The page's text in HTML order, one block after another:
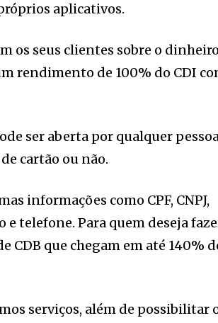
aplicativos.
os seus clientes sobre o
rendimento de 100% do CDI
ser aberta por qualquer
cartão ou não.
informações como CPF, CNPJ,
telefone. Para quem deseja
CDB que chegam em até 140%
serviços, além de possibilitar